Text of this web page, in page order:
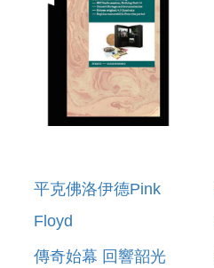
平克佛洛伊德Pink
Floyd
傳奇始幕 回響韶光